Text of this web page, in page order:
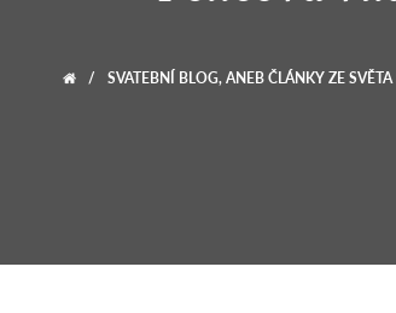
/ SVATEBNÍ BLOG, ANEB ČLÁNKY ZE SVĚTA